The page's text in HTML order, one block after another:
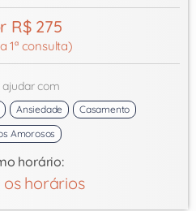
R$ 275
1ª consulta)
ajudar com
Ansiedade
Casamento
Amorosos
horário:
os horários